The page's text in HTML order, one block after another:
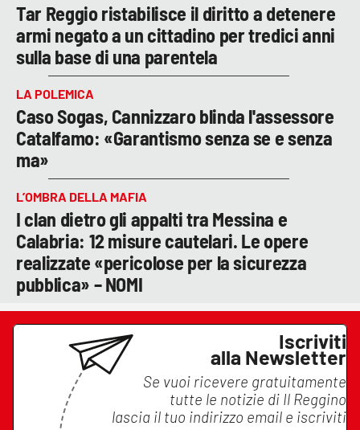
Tar Reggio ristabilisce il diritto a detenere
armi negato a un cittadino per tredici anni
sulla base di una parentela
LA POLEMICA
Caso Sogas, Cannizzaro blinda l'assessore
Catalfamo: «Garantismo senza se e senza
ma»
L’OMBRA DELLA MAFIA
I clan dietro gli appalti tra Messina e
Calabria: 12 misure cautelari. Le opere
realizzate «pericolose per la sicurezza
pubblica» – NOMI
Iscriviti
alla Newsletter
Se vuoi ricevere gratuitamente
tutte le notizie di Il Reggino
lascia il tuo indirizzo email e iscriviti